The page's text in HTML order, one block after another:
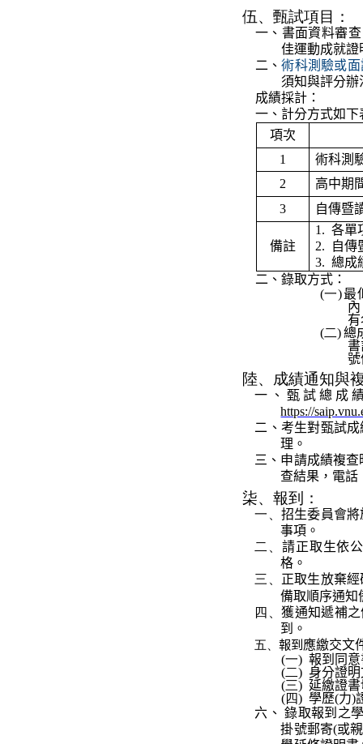
伍、 甄試項目 ：
一、書面資料審
佳運動成就證
二、術科測驗或
須知與評分辦
成績採計：
一、計分方式如下
項次
1
術科測
2
高中期
3
自傳暨
備註
1. 各單
2.
自傳
3. 總成
二、錄取方式：
(一)最
(二)總
號
陸、 成績通知與
一、甄試總成
https://
二、考生對甄試
理。
三、申請成績複
查結果，電話
柒、 報到 ：
一、 招生委員會將
事項。
二、請正取生依
格。
三、 正取生放棄經
備取順序通知
四、獲通知遞補之
到。
五、報到 應繳交文
(一) 報到同
(二) 身分證
(三) 延繳證
(四) 學歷(力)
六、 錄取報到之
掛號郵寄(或